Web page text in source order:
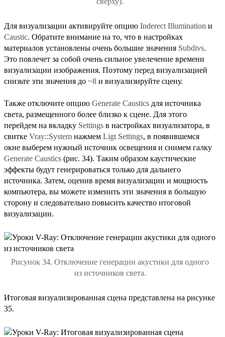
Для визуализации активируйте опцию Inderect Illumination и
Caustic. Обратите внимание на то, что в настройках
материалов установлены очень большие значения Subdivs.
Это повлечет за собой очень сильное увелечение времени
визуализации изображения. Поэтому перед визуализацией
снизьте эти значения до ~8 и визуализируйте сцену.
Также отключите опцию Generate Caustics для источника
света, размещенного более близко к сцене. Для этого
перейдем на вкладку Settings в настройках визуализатора, в
свитке Vray::System нажмем Ligt Settings, в появившемся
окне выберем нужный источник освещения и снимем галку
Generate Caustics (рис. 34). Таким образом каустические
эффекты будут генерироваться только для дальнего
источника. Затем, оценив время визуализации и мощность
компьютера, вы можете изменить эти значения в большую
сторону и следовательно повысить качество итоговой
визуализации.
Рисунок 34. Отключение генерации акустики для одного
из источников света.
Итоговая визуализированная сцена представлена на рисунке
35.